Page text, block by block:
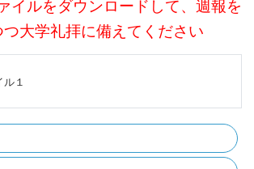
イルをダウンロードして、週報を
大学礼拝に備えてください
ル１